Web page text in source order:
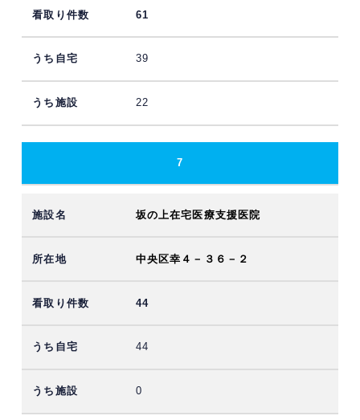
61
39
22
7
坂の上在宅医療支援医院
中央区幸４－３６－２
44
44
0